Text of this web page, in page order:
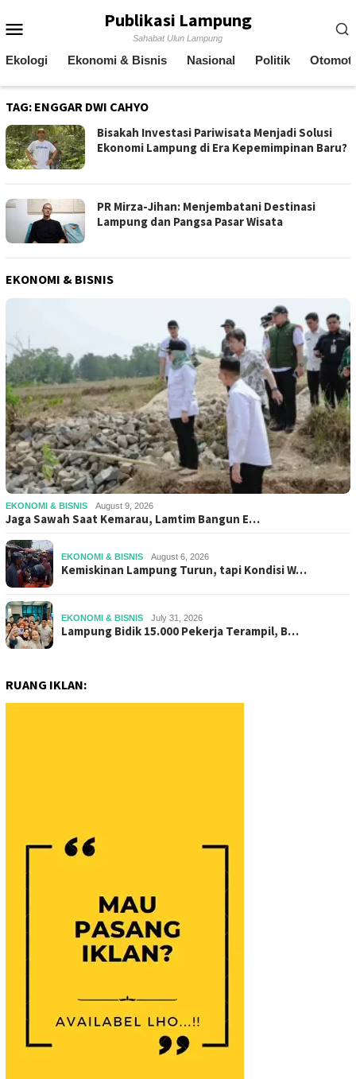
to
Publikasi Lampung
Sahabat Ulun Lampung
Ekologi Ekonomi & Bisnis Nasional Politik
TAG: ENGGAR DWI CAHYO
Bisakah Investasi Pariwisata Menjadi Solusi
Ekonomi Lampung di Era Kepemimpinan Baru?
PR Mirza-Jihan: Menjembatani Destinasi
Lampung dan Pangsa Pasar Wisata
EKONOMI & BISNIS
EKONOMI & BISNIS August 9, 2026
Jaga Sawah Saat Kemarau, Lamtim Bangun E…
EKONOMI & BISNIS August 6, 2026
Kemiskinan Lampung Turun, tapi Kondisi W…
EKONOMI & BISNIS July 31, 2026
Lampung Bidik 15.000 Pekerja Terampil, B…
RUANG IKLAN: